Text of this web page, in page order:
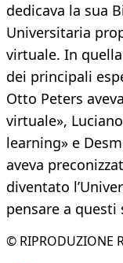
dedicava la sua
Universitaria
virtuale. In
dei principali
Otto Peters
virtuale»,
learning» e
aveva
diventato
pensare a questi
© RIPRODUZIONE